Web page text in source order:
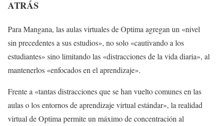
ATRÁS
Para Mangana, las aulas virtuales de Optima agregan un «nivel
sin precedentes a sus estudios», no solo «cautivando a los
estudiantes» sino limitando las «distracciones de la vida diaria», al
mantenerlos «enfocados en el aprendizaje».
Frente a «tantas distracciones que se han vuelto comunes en las
aulas o los entornos de aprendizaje virtual estándar», la realidad
virtual de Optima permite un máximo de concentración al